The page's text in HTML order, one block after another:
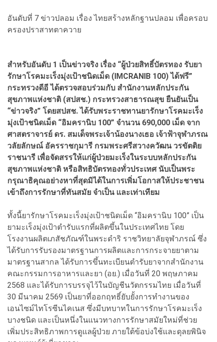
อันดับที่ 7 ข่าวปลอม เรื่อง ไทยสร้างหลักฐานปลอม เพื่อครอบ
ครองปราสาทตาควาย
สำหรับอันดับ 1 เป็นข่าวจริง เรื่อง “ผู้ป่วยสิทธิ์บัตรทอง รับยา
รักษาโรคมะเร็งมุ่งเป้าชนิดเม็ด (IMCRANIB 100) ได้ฟรี”
กระทรวงดีอี ได้ตรวจสอบร่วมกับ สำนักงานหลักประกัน
สุขภาพแห่งชาติ (สปสช.) กระทรวงสาธารณสุข ยืนยันเป็น
“ข่าวจริง” โดยสปสช. ได้รับพระราชทานยารักษาโรคมะเร็ง
มุ่งเป้าชนิดเม็ด “อิมครานิบ 100” จำนวน 690,000 เม็ด จาก
ศาสตราจารย์ ดร. สมเด็จพระเจ้าน้องนางเธอ เจ้าฟ้าจุฬาภรณ
วลัยลักษณ์ อัครราชกุมารี กรมพระศรีสวางควัฒน วรขัตติย
ราชนารี เพื่อจัดสรรให้แก่ผู้ป่วยมะเร็งในระบบหลักประกัน
สุขภาพแห่งชาติ หรือสิทธิบัตรทองทั่วประเทศ นับเป็นพระ
กรุณาธิคุณอย่างหาที่สุดมิได้ในการเพิ่มโอกาสให้ประชาชน
เข้าถึงการรักษาที่ทันสมัย จำเป็น และเท่าเทียม
ทั้งนี้ยารักษาโรคมะเร็งมุ่งเป้าชนิดเม็ด “อิมครานิบ 100” เป็น
ยามะเร็งมุ่งเป้าตำรับแรกที่ผลิตขึ้นในประเทศไทย โดย
โรงงานผลิตเภสัชภัณฑ์ในพระดำริ ราชวิทยาลัยจุฬาภรณ์ ซึ่ง
ได้รับการรับรองมาตรฐานการผลิตและการกระจายยาตาม
มาตรฐานสากล ได้รับการขึ้นทะเบียนตำรับยาจากสำนักงาน
คณะกรรมการอาหารและยา (อย.) เมื่อวันที่ 20 พฤษภาคม
2568 และได้รับการบรรจุไว้ในบัญชีนวัตกรรมไทย เมื่อวันที่
30 มีนาคม 2569 เป็นยาที่ออกฤทธิ์ยับยั้งการทำงานของ
เอนไซม์ไทโรซีนไคเนส ซึ่งมีบทบาทในการรักษาโรคมะเร็ง
บางชนิด และเป็นหนึ่งในแนวทางการรักษาสมัยใหม่ที่ช่วย
เพิ่มประสิทธิภาพการดูแลผู้ป่วย ภายใต้ข้อบ่งใช้และดุลยพินิจ